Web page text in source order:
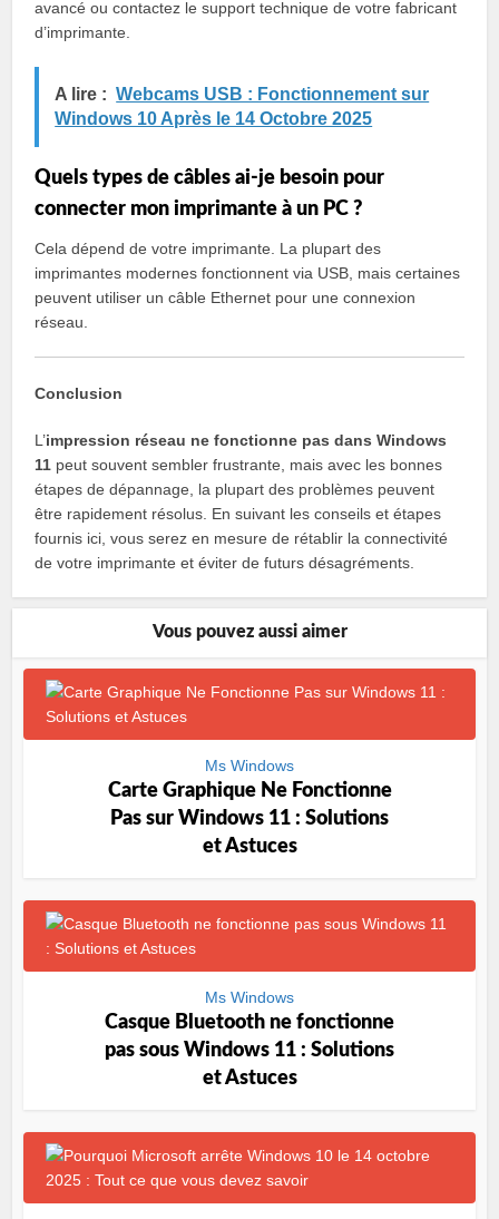
avancé ou contactez le support technique de votre fabricant
d’imprimante.
A lire : Webcams USB : Fonctionnement sur
Windows 10 Après le 14 Octobre 2025
Quels types de câbles ai-je besoin pour
connecter mon imprimante à un PC ?
Cela dépend de votre imprimante. La plupart des
imprimantes modernes fonctionnent via USB, mais certaines
peuvent utiliser un câble Ethernet pour une connexion
réseau.
Conclusion
L’impression réseau ne fonctionne pas dans Windows
11 peut souvent sembler frustrante, mais avec les bonnes
étapes de dépannage, la plupart des problèmes peuvent
être rapidement résolus. En suivant les conseils et étapes
fournis ici, vous serez en mesure de rétablir la connectivité
de votre imprimante et éviter de futurs désagréments.
Vous pouvez aussi aimer
Ms Windows
Carte Graphique Ne Fonctionne
Pas sur Windows 11 : Solutions
et Astuces
Ms Windows
Casque Bluetooth ne fonctionne
pas sous Windows 11 : Solutions
et Astuces